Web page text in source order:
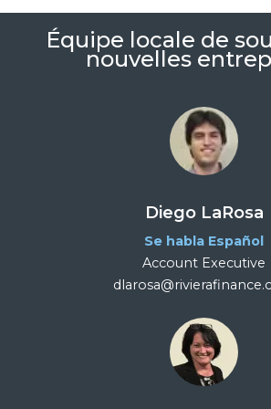
Équipe locale de
nouvelles
Diego LaRosa
Se habla Español
Account Executive